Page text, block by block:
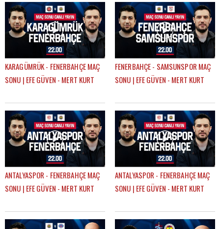
KARAGÜMRÜK - FENERBAHÇE MAÇ
SONU | EFE GÜVEN - MERT KURT
FENERBAHÇE - SAMSUNSPOR MAÇ
SONU | EFE GÜVEN - MERT KURT
ANTALYASPOR - FENERBAHÇE MAÇ
SONU | EFE GÜVEN - MERT KURT
ANTALYASPOR - FENERBAHÇE MAÇ
SONU | EFE GÜVEN - MERT KURT